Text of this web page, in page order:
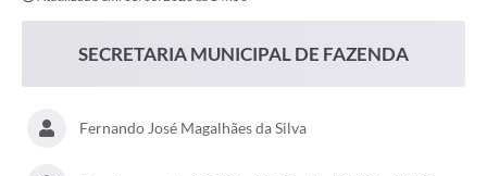
CAPINA ECOLÓGICA
Listas de Espera - Unidade Básica de Saúde
Defesa Civil
SECRETARIA MUNICIPAL DE FAZENDA
Fernando José Magalhães da Silva